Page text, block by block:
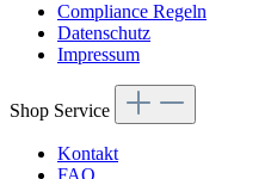
Compliance Regeln
Datenschutz
Impressum
Shop Service
Kontakt